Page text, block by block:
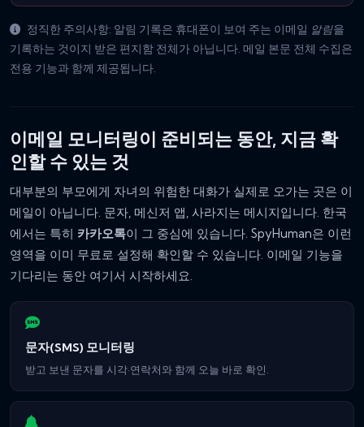
정직한 주의사항: 알림 기록은 휴대폰이 보여 주는 이메일 알림을
기록하는 것이지 받은 편지함 전체가 아닙니다. 메일 본문 전체 수집은
전용 기능과 함께 제공됩니다.
이메일 모니터링이 준비되는 동안, 지금 확
인할 수 있는 것
대부분의 부모에게 자녀의 위험한 대화가 실제로 오가는 곳은 이
메일이 아닙니다. 문자, 메신저 앱, 사라지는 메시지입니다. 한국
에서는 특히 카카오톡이 그 중심에 있습니다. SpyHuman은 이런
영역을 이미 무료로 설정해 확인할 수 있습니다. 이메일 기능을
기다리는 동안 여기서 시작하세요.
문자(SMS) 모니터링
받고 보낸 문자를 시각·연락처와 함께 오늘 바로 확인.